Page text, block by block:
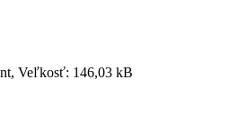
Veľkosť: 146,03 kB